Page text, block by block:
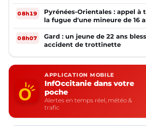
08h19
Pyrénées-Orientales : appel à
la fugue d'une mineure de 16
08h07
Gard : un jeune de 22 ans
accident de trottinette
APPLICATION MOBILE
InfOccitanie dans votre
poche
Alertes en temps réel, météo &
trafic